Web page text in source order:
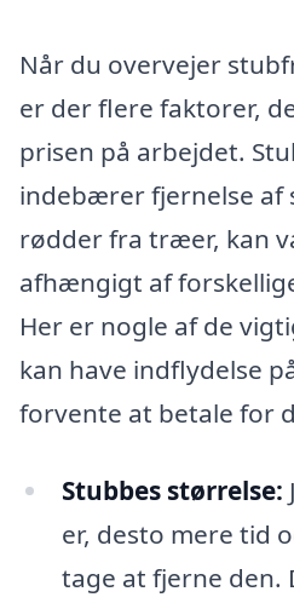
Når du overvejer
er der flere faktorer,
prisen på arbejdet.
indebærer fjernelse af
rødder fra træer, kan
afhængigt af
Her er nogle af de
kan have indflydelse
forvente at betale for
Stubbes størrelse:
er, desto mere tid
tage at fjerne den.